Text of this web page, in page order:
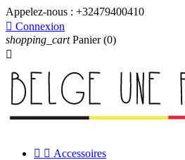
Appelez-nous : +32479400410
 Connexion
shopping_cart Panier (0)

  Accessoires